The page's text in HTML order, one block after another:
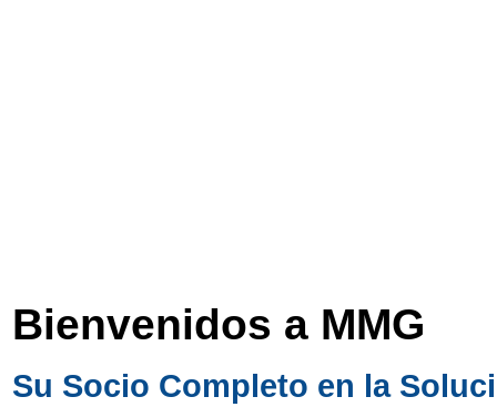
Bienvenidos a MMG
Su Socio Completo en la